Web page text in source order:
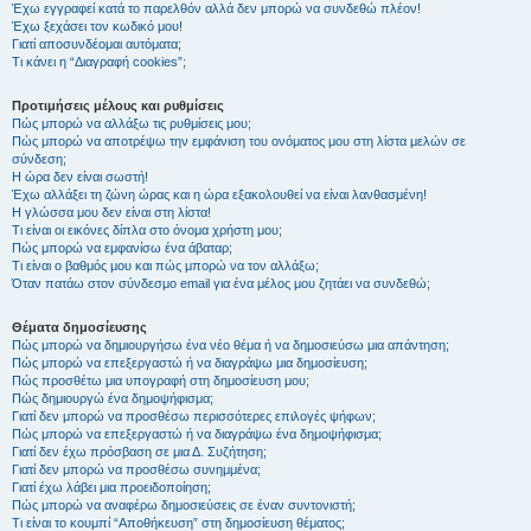
Έχω εγγραφεί κατά το παρελθόν αλλά δεν μπορώ να συνδεθώ πλέον!
Έχω ξεχάσει τον κωδικό μου!
Γιατί αποσυνδέομαι αυτόματα;
Τι κάνει η “Διαγραφή cookies”;
Προτιμήσεις μέλους και ρυθμίσεις
Πώς μπορώ να αλλάξω τις ρυθμίσεις μου;
Πώς μπορώ να αποτρέψω την εμφάνιση του ονόματος μου στη λίστα μελών σε
σύνδεση;
Η ώρα δεν είναι σωστή!
Έχω αλλάξει τη ζώνη ώρας και η ώρα εξακολουθεί να είναι λανθασμένη!
Η γλώσσα μου δεν είναι στη λίστα!
Τι είναι οι εικόνες δίπλα στο όνομα χρήστη μου;
Πώς μπορώ να εμφανίσω ένα άβαταρ;
Τι είναι ο βαθμός μου και πώς μπορώ να τον αλλάξω;
Όταν πατάω στον σύνδεσμο email για ένα μέλος μου ζητάει να συνδεθώ;
Θέματα δημοσίευσης
Πώς μπορώ να δημιουργήσω ένα νέο θέμα ή να δημοσιεύσω μια απάντηση;
Πώς μπορώ να επεξεργαστώ ή να διαγράψω μια δημοσίευση;
Πώς προσθέτω μια υπογραφή στη δημοσίευση μου;
Πώς δημιουργώ ένα δημοψήφισμα;
Γιατί δεν μπορώ να προσθέσω περισσότερες επιλογές ψήφων;
Πώς μπορώ να επεξεργαστώ ή να διαγράψω ένα δημοψήφισμα;
Γιατί δεν έχω πρόσβαση σε μια Δ. Συζήτηση;
Γιατί δεν μπορώ να προσθέσω συνημμένα;
Γιατί έχω λάβει μια προειδοποίηση;
Πώς μπορώ να αναφέρω δημοσιεύσεις σε έναν συντονιστή;
Τι είναι το κουμπί “Αποθήκευση” στη δημοσίευση θέματος;